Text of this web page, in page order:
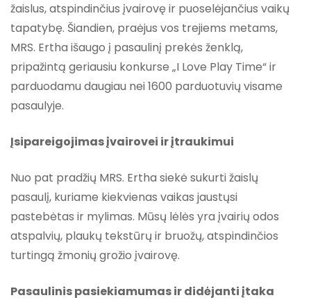
žaislus, atspindinčius įvairovę ir puoselėjančius vaikų
tapatybę. Šiandien, praėjus vos trejiems metams,
MRS. Ertha išaugo į pasaulinį prekės ženklą,
pripažintą geriausiu konkurse „I Love Play Time“ ir
parduodamu daugiau nei 1600 parduotuvių visame
pasaulyje.
Įsipareigojimas įvairovei ir įtraukimui
Nuo pat pradžių MRS. Ertha siekė sukurti žaislų
pasaulį, kuriame kiekvienas vaikas jaustųsi
pastebėtas ir mylimas. Mūsų lėlės yra įvairių odos
atspalvių, plaukų tekstūrų ir bruožų, atspindinčios
turtingą žmonių grožio įvairovę.
Pasaulinis pasiekiamumas ir didėjanti įtaka